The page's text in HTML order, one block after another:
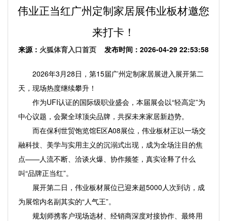
伟业正当红广州定制家居展伟业板材邀您
来打卡！
来源： 火狐体育入口首页 发布时间：2026-04-29 22:53:58
2026年3月28日，第15届广州定制家居展进入展开第二
天，现场热度继续攀升！
作为UFI认证的国际级职业盛会，本届展会以“轻高定”为
中心议题，会聚全球顶尖品牌，共探未来家居新趋势。
而在保利世贸饱览馆E区A08展位，伟业板材正以一场交
融科技、美学与实用主义的沉溺式出现，成为全场注目的焦
点——人流不断、洽谈火爆、协作频签，真实诠释了什么
叫“品牌正当红”。
展开第二日，伟业板材展位已迎来超5000人次到访，成
为展馆内名副其实的“人气王”。
规划师携客户现场选材、经销商深度对接协作、最终用